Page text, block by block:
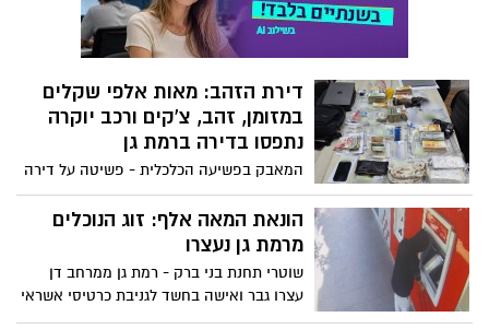
דירת הזהב: מאות אלפי שקלים
במזומן, זהב, צ'קים ורכב יוקרה
נתפסו בדירה ברמת גן
המאבק בפשיעה הכלכלית - פשיטה על דירה
ברמת גן: נתפסו מאות אלפי שקלים במזומן,
זהב, צ'קים ורכב יוקרה - גבר ואישה נעצרו
הונאת המאה אלף: זוג הנוכלים
מרמת גן נעצרו
שוטרי תחנת בני ברק - רמת גן ממרחב דן
עצרו גבר ואישה בחשד לגניבת כרטיסי אשראי
וביצוע הונאות בהיקף של למעלה מ-100,000